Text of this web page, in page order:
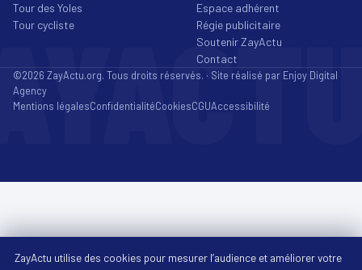
Tour des Yoles
Tour cycliste
Espace adhérent
Régie publicitaire
Soutenir ZayActu
Contact
©2026 ZayActu.org. Tous droits réservés. · Site réalisé par Enjoy Digital
Agency
Mentions légalesConfidentialitéCookiesCGUAccessibilité
ZayActu utilise des cookies pour mesurer l’audience et améliorer votre